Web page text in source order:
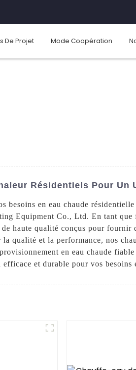
De Projet Mode Coopération
Résidentiels Pour Un
besoins en eau chaude
Equipment Co., Ltd. En tant que
haute qualité conçus pour
qualité et la performance, nos
en eau chaude
et durable pour vos besoins